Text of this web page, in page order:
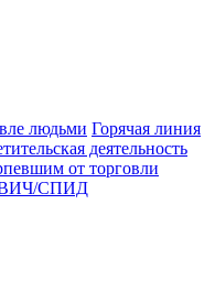
людьми Горячая линия
деятельность
от торговли
ВИЧ/СПИД